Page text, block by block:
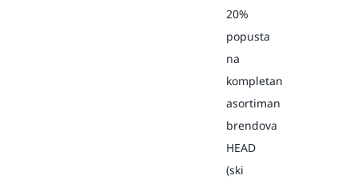
20%
popusta
na
kompletan
asortiman
brendova
HEAD
(ski